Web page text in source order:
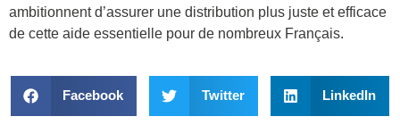
ambitionnent d’assurer une distribution plus juste et efficace
de cette aide essentielle pour de nombreux Français.
Facebook Twitter LinkedIn